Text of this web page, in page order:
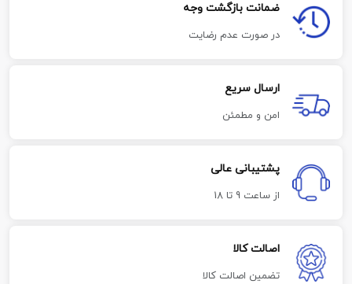
ضمانت بازگشت وجه
در صورت عدم رضایت
ارسال سریع
امن و مطمئن
پشتیبانی عالی
از ساعت 9 تا 18
اصالت کالا
تضمین اصالت کالا